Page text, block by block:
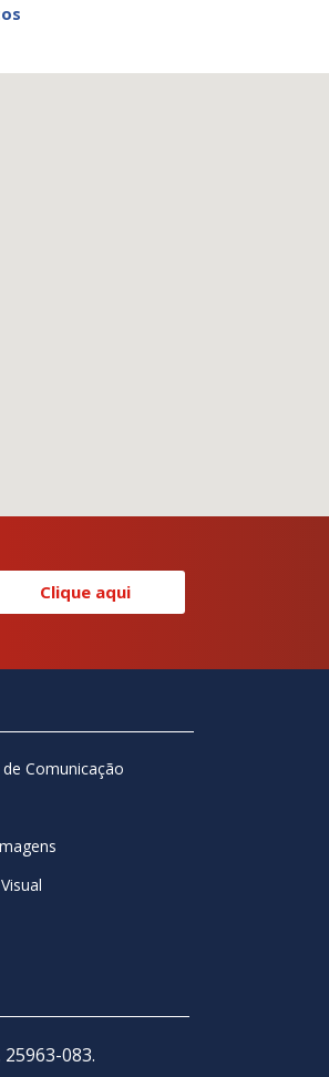
Clique aqui
Comunicação
083.